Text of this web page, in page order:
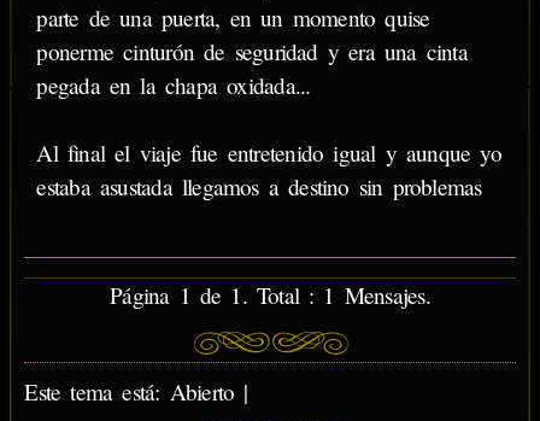
parte de una puerta, en un momento quise
ponerme cinturón de seguridad y era una cinta
pegada en la chapa oxidada...
Al final el viaje fue entretenido igual y aunque yo
estaba asustada llegamos a destino sin problemas
Página 1 de 1. Total : 1 Mensajes.
Este tema está: Abierto |